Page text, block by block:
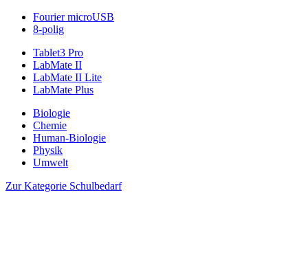
Fourier microUSB
8-polig
Tablet3 Pro
LabMate II
LabMate II Lite
LabMate Plus
Biologie
Chemie
Human-Biologie
Physik
Umwelt
Zur Kategorie Schulbedarf